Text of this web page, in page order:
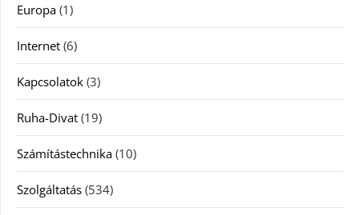
Europa (1)
Internet (6)
Kapcsolatok (3)
Ruha-Divat (19)
Számítástechnika (10)
Szolgáltatás (534)